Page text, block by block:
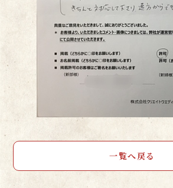
一覧へ戻る